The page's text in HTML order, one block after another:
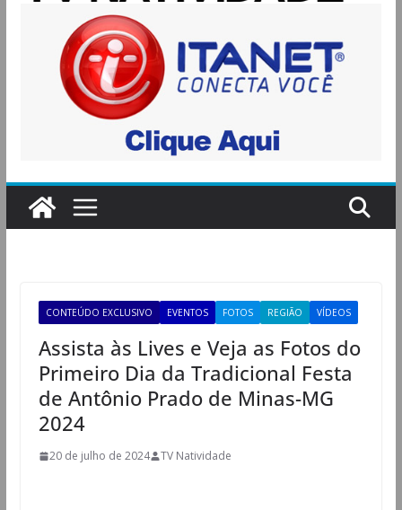
CONTEÚDO EXCLUSIVO EVENTOS FOTOS REGIÃO VÍDEOS
Assista às Lives e Veja as Fotos do
Primeiro Dia da Tradicional Festa
de Antônio Prado de Minas-MG
2024
20 de julho de 2024 TV Natividade